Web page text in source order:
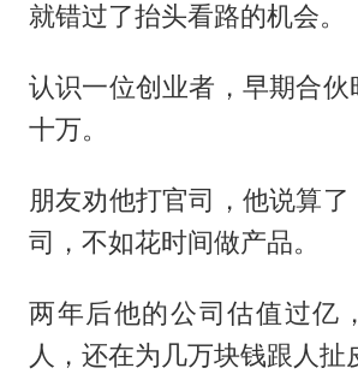
就错过了抬头看路的机会。
认识一位创业者，早期合伙
十万。
朋友劝他打官司，他说算了
司，不如花时间做产品。
两年后他的公司估值过亿
人，还在为几万块钱跟人扯